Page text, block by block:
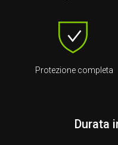
Protezione completa
Durata